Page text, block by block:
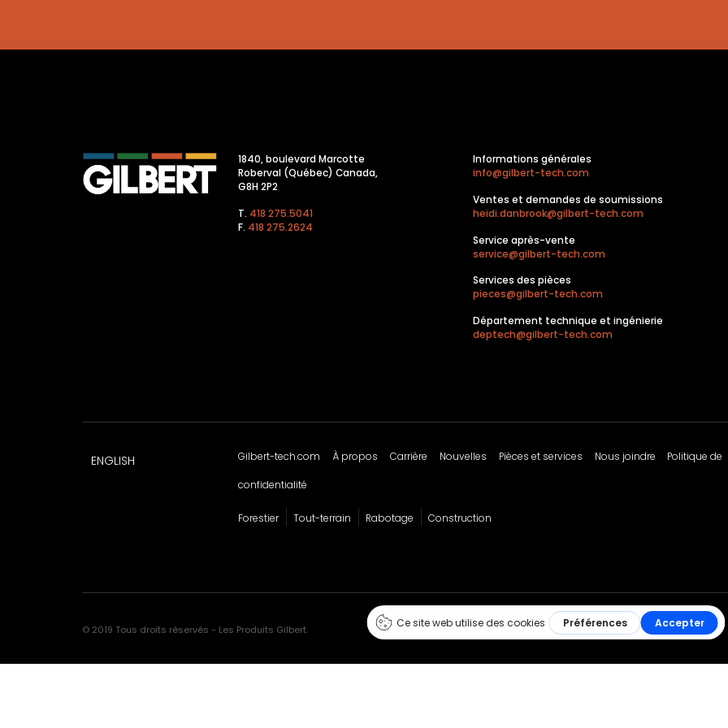
1840, boulevard Marcotte
Roberval (Québec) Canada,
G8H 2P2
T. 418 275.5041
F. 418 275.2624
Informations générales
info@gilbert-tech.com
Ventes et demandes de soumissions
heidi.danbrook@gilbert-tech.com
Service après-vente
service@gilbert-tech.com
Services des pièces
pieces@gilbert-tech.com
Département technique et ingénierie
deptech@gilbert-tech.com
ENGLISH Gilbert-tech.com À propos Carrière Nouvelles Pièces et services Nous joindre Politique de
confidentialité
Forestier Tout-terrain Rabotage Construction
© 2019 Tous droits réservés - Les Produits Gilbert.